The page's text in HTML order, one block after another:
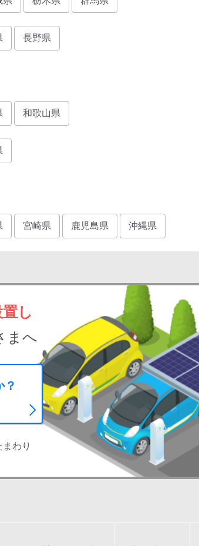
長野県
和歌山県
宮崎県 鹿児島県 沖縄県
し
まへ
？
わり